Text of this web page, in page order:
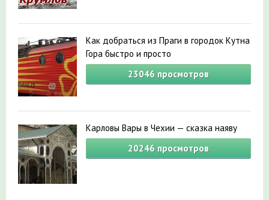
Как добраться из Праги в городок Кутна
Гора быстро и просто
23046 просмотров
Карловы Вары в Чехии — сказка наяву
20246 просмотров